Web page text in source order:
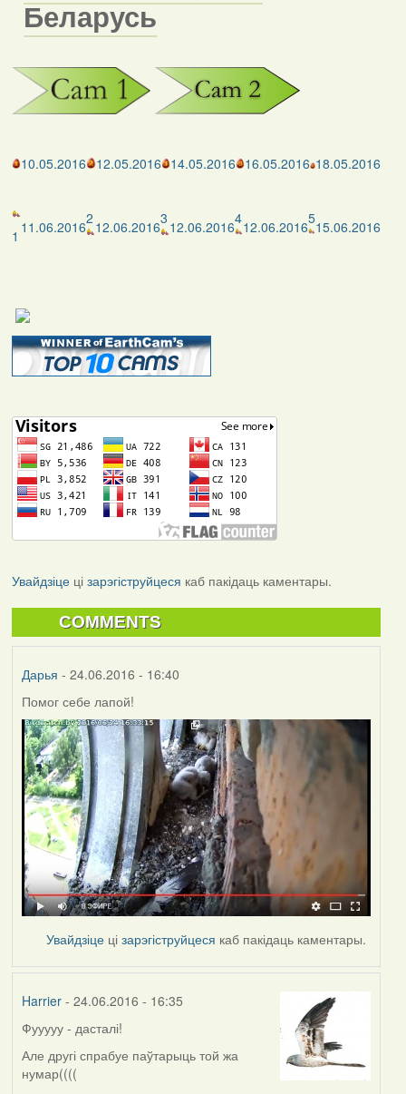
Беларусь
10.05.2016 12.05.2016 14.05.2016 16.05.2016 18.05.2016
1 11.06.20162 12.06.20163 12.06.2016412.06.2016515.06.2016
Увайдзіцеці зарэгіструйцеся каб пакідаць каментары.
COMMENTS
Дарья - 24.06.2016 - 16:40
Помог себе лапой!
Увайдзіце цізарэгіструйцеся каб пакідаць каментары.
Harrier- 24.06.2016 - 16:35
Фууууу - дасталі!
Але другі спрабуе паўтарыць той жа
нумар((((